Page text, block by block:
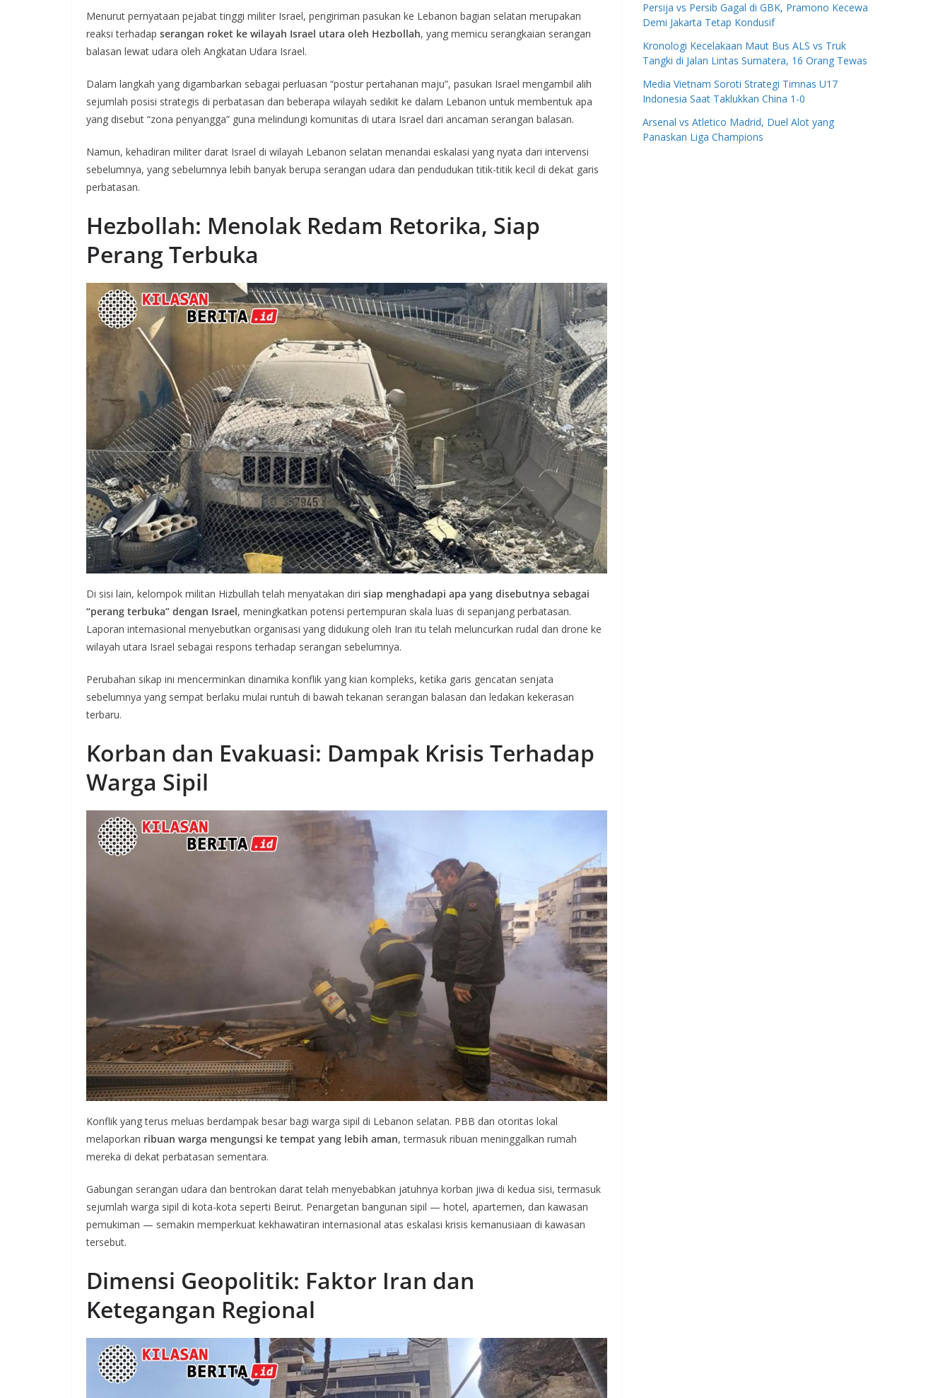
Menurut pernyataan pejabat tinggi militer Israel, pengiriman pasukan ke Lebanon bagian selatan merupakan
reaksi terhadap serangan roket ke wilayah Israel utara oleh Hezbollah, yang memicu serangkaian serangan
balasan lewat udara oleh Angkatan Udara Israel.
Dalam langkah yang digambarkan sebagai perluasan “postur pertahanan maju”, pasukan Israel mengambil alih
sejumlah posisi strategis di perbatasan dan beberapa wilayah sedikit ke dalam Lebanon untuk membentuk apa
yang disebut “zona penyangga” guna melindungi komunitas di utara Israel dari ancaman serangan balasan.
Namun, kehadiran militer darat Israel di wilayah Lebanon selatan menandai eskalasi yang nyata dari intervensi
sebelumnya, yang sebelumnya lebih banyak berupa serangan udara dan pendudukan titik-titik kecil di dekat garis
perbatasan.
Hezbollah: Menolak Redam Retorika, Siap
Perang Terbuka
Di sisi lain, kelompok militan Hizbullah telah menyatakan diri siap menghadapi apa yang disebutnya sebagai
“perang terbuka” dengan Israel, meningkatkan potensi pertempuran skala luas di sepanjang perbatasan.
Laporan internasional menyebutkan organisasi yang didukung oleh Iran itu telah meluncurkan rudal dan drone ke
wilayah utara Israel sebagai respons terhadap serangan sebelumnya.
Perubahan sikap ini mencerminkan dinamika konflik yang kian kompleks, ketika garis gencatan senjata
sebelumnya yang sempat berlaku mulai runtuh di bawah tekanan serangan balasan dan ledakan kekerasan
terbaru.
Korban dan Evakuasi: Dampak Krisis Terhadap
Warga Sipil
Konflik yang terus meluas berdampak besar bagi warga sipil di Lebanon selatan. PBB dan otoritas lokal
melaporkan ribuan warga mengungsi ke tempat yang lebih aman, termasuk ribuan meninggalkan rumah
mereka di dekat perbatasan sementara.
Gabungan serangan udara dan bentrokan darat telah menyebabkan jatuhnya korban jiwa di kedua sisi, termasuk
sejumlah warga sipil di kota-kota seperti Beirut. Penargetan bangunan sipil — hotel, apartemen, dan kawasan
pemukiman — semakin memperkuat kekhawatiran internasional atas eskalasi krisis kemanusiaan di kawasan
tersebut.
Dimensi Geopolitik: Faktor Iran dan
Ketegangan Regional
Persija vs Persib Gagal di GBK, Pramono Kecewa
Demi Jakarta Tetap Kondusif
Kronologi Kecelakaan Maut Bus ALS vs Truk
Tangki di Jalan Lintas Sumatera, 16 Orang Tewas
Media Vietnam Soroti Strategi Timnas U17
Indonesia Saat Taklukkan China 1-0
Arsenal vs Atletico Madrid, Duel Alot yang
Panaskan Liga Champions